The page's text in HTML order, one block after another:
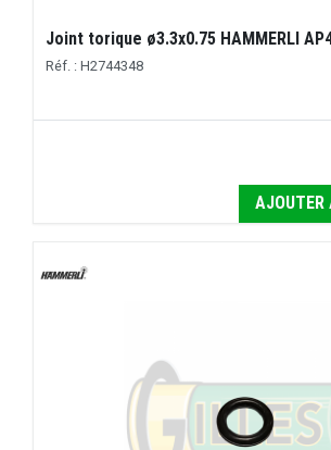
Joint torique ø3.3x0.75 HAMMERLI
Réf. : H2744348
AJOUTER